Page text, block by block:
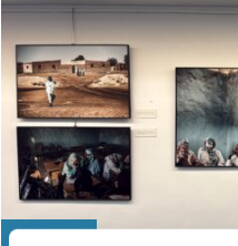
GIZARTEA